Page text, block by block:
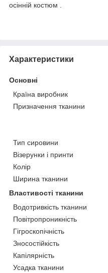
осінній костюм .
Характеристики
Основні
Країна виробник
Призначення тканини
Тип сировини
Візерунки і принти
Колір
Ширина тканини
Властивості тканини
Водотривкість тканини
Повітропроникність
Гігроскопічність
Зносостійкість
Капілярність
Усадка тканини